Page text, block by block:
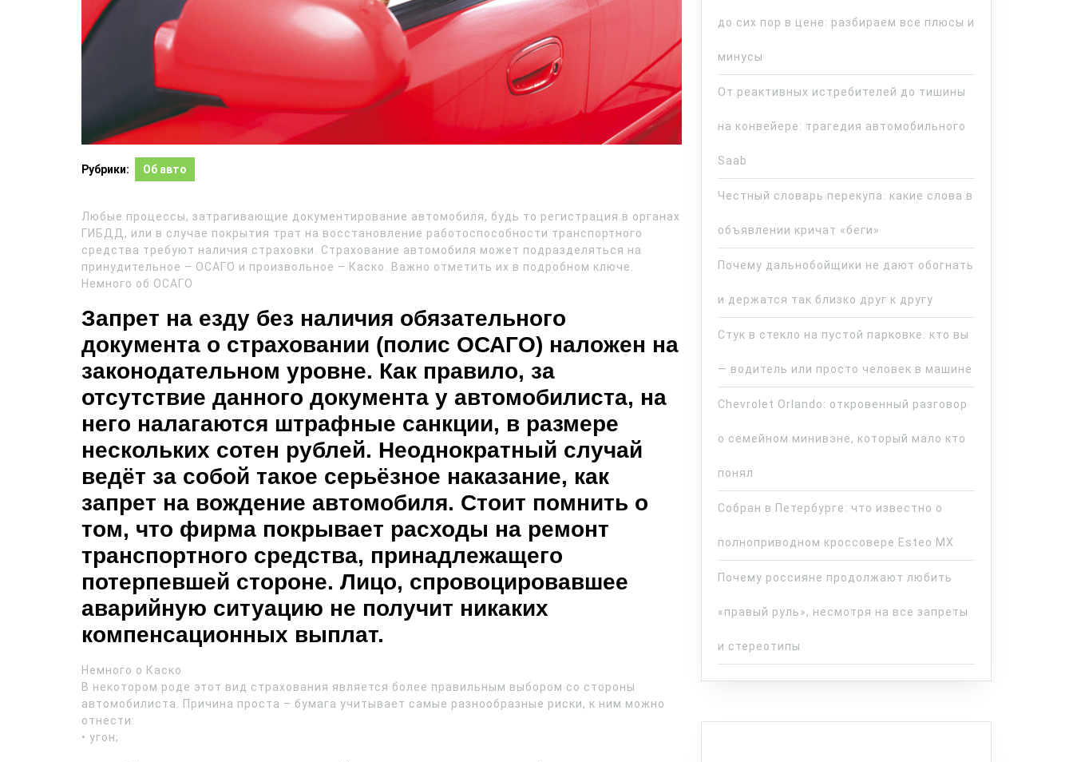
Рубрики: Об авто
Любые процессы, затрагивающие документирование автомобиля, будь то регистрация в органах
ГИБДД, или в случае покрытия трат на восстановление работоспособности транспортного
средства требуют наличия страховки. Страхование автомобиля может подразделяться на
принудительное – ОСАГО и произвольное – Каско. Важно отметить их в подробном ключе.
Немного об ОСАГО
Запрет на езду без наличия обязательного
документа о страховании (полис ОСАГО) наложен на
законодательном уровне. Как правило, за
отсутствие данного документа у автомобилиста, на
него налагаются штрафные санкции, в размере
нескольких сотен рублей. Неоднократный случай
ведёт за собой такое серьёзное наказание, как
запрет на вождение автомобиля. Стоит помнить о
том, что фирма покрывает расходы на ремонт
транспортного средства, принадлежащего
потерпевшей стороне. Лицо, спровоцировавшее
аварийную ситуацию не получит никаких
компенсационных выплат.
Немного о Каско
В некотором роде этот вид страхования является более правильным выбором со стороны
автомобилиста. Причина проста – бумага учитывает самые разнообразные риски, к ним можно
отнести:
• угон;
до сих пор в цене: разбираем все плюсы и
минусы
От реактивных истребителей до тишины
на конвейере: трагедия автомобильного
Saab
Честный словарь перекупа: какие слова в
объявлении кричат «беги»
Почему дальнобойщики не дают обогнать
и держатся так близко друг к другу
Стук в стекло на пустой парковке: кто вы
— водитель или просто человек в машине
Chevrolet Orlando: откровенный разговор
о семейном минивэне, который мало кто
понял
Собран в Петербурге: что известно о
полноприводном кроссовере Esteo MX
Почему россияне продолжают любить
«правый руль», несмотря на все запреты
и стереотипы